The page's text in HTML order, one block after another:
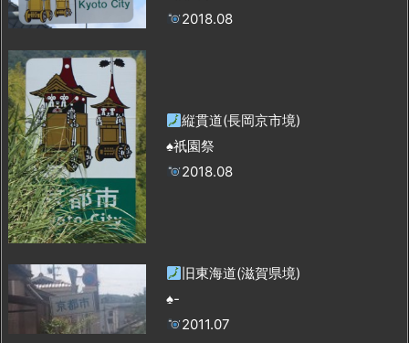
2018.08
縦貫道(長岡京市境)
♠祇園祭
2018.08
旧東海道(滋賀県境)
♠-
2011.07